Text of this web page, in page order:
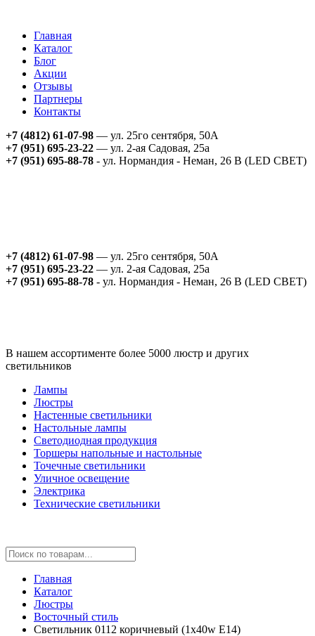
Главная
Каталог
Блог
Акции
Отзывы
Партнеры
Контакты
+7 (4812) 61-07-98 — ул. 25го сентября, 50А
+7 (951) 695-23-22 — ул. 2-ая Садовая, 25а
+7 (951) 695-88-78 - ул. Нормандия - Неман, 26 В (LED СВЕТ)
+7 (4812) 61-07-98 — ул. 25го сентября, 50А
+7 (951) 695-23-22 — ул. 2-ая Садовая, 25а
+7 (951) 695-88-78 - ул. Нормандия - Неман, 26 В (LED СВЕТ)
В нашем ассортименте более 5000 люстр и других
светильников
Лампы
Люстры
Настенные светильники
Настольные лампы
Светодиодная продукция
Торшеры напольные и настольные
Точечные светильники
Уличное освещение
Электрика
Технические светильники
Главная
Каталог
Люстры
Восточный стиль
Светильник 0112 коричневый (1x40w E14)